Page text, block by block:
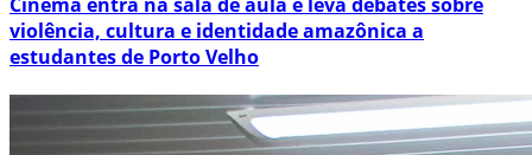
violência, cultura e identidade amazônica a
estudantes de Porto Velho